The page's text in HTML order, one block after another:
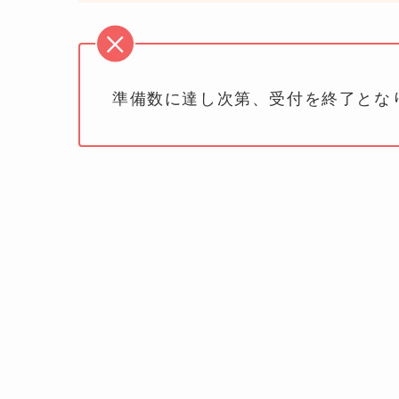
準備数に達し次第、受付を終了とな